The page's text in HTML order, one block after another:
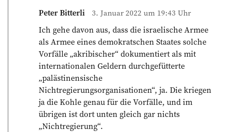
Peter Bitterli 3. Januar 2022 um 19:43 Uhr
Ich gehe davon aus, dass die israelische Armee
als Armee eines demokratschen Staates solche
Vorfälle „akribischer“ dokumentiert als mit
internationalen Geldern durchgefütterte
„palästinensische
Nichtregierungsorganisationen“, ja. Die kriegen
ja die Kohle genau für die Vorfälle, und im
übrigen ist dort unten gleich gar nichts
„Nichtregierung“.